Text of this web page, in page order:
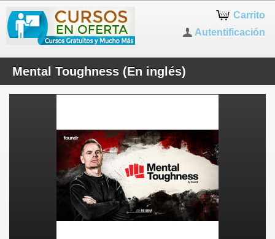
Carrito
Autentificación
Mental Toughness (En inglés)